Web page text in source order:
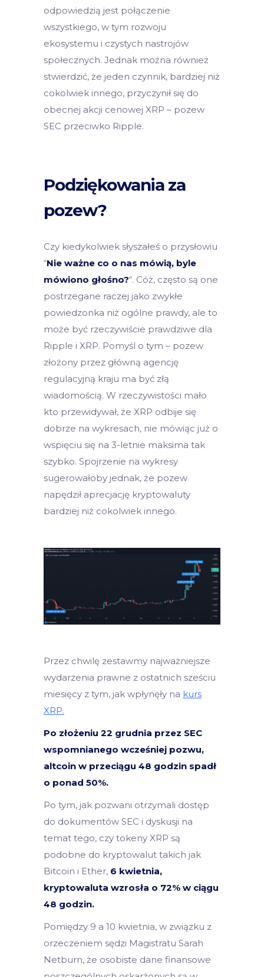
odpowiedzią jest połączenie
wszystkiego, w tym rozwoju
ekosystemu i czystych nastrojów
społecznych. Jednak można również
stwierdzić, że jeden czynnik, bardziej niż
cokolwiek innego, przyczynił się do
obecnej akcji cenowej XRP – pozew
SEC przeciwko Ripple.
Podziękowania za
pozew?
Czy kiedykolwiek słyszałeś o przysłowiu
“Nie ważne co o nas mówią, byle
mówiono głośno?“. Cóż, często są one
postrzegane raczej jako zwykłe
powiedzonka niż ogólne prawdy, ale to
może być rzeczywiście prawdziwe dla
Ripple i XRP. Pomyśl o tym – pozew
złożony przez główną agencję
regulacyjną kraju ma być złą
wiadomością. W rzeczywistości mało
kto przewidywał, że XRP odbije się
dobrze na wykresach, nie mówiąc już o
wspięciu się na 3-letnie maksima tak
szybko. Spojrzenie na wykresy
sugerowałoby jednak, że pozew
napędził aprecjację kryptowaluty
bardziej niż cokolwiek innego.
Przez chwilę zestawmy najważniejsze
wydarzenia prawne z ostatnich sześciu
miesięcy z tym, jak wpłynęły na kurs
XRP.
Po złożeniu 22 grudnia przez SEC
wspomnianego wcześniej pozwu,
altcoin w przeciągu 48 godzin spadł
o ponad 50%.
Po tym, jak pozwani otrzymali dostęp
do dokumentów SEC i dyskusji na
temat tego, czy tokeny XRP są
podobne do kryptowalut takich jak
Bitcoin i Ether, 6 kwietnia,
kryptowaluta wzrosła o 72% w ciągu
48 godzin.
Pomiędzy 9 a 10 kwietnia, w związku z
orzeczeniem sędzi Magistratu Sarah
Netburn, że osobiste dane finansowe